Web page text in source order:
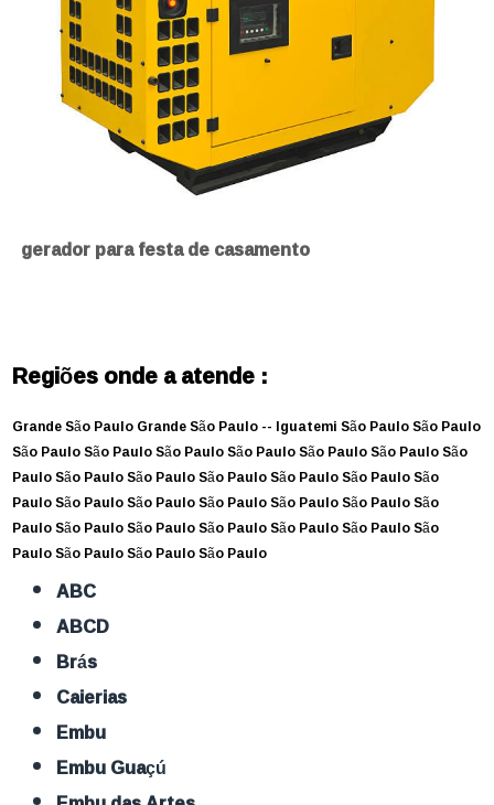
gerador para festa de casamento
Regiões onde a atende :
Grande São PauloGrande São Paulo -- IguatemiSão PauloSão Paulo
São PauloSão PauloSão PauloSão PauloSão PauloSão PauloSão
PauloSão PauloSão PauloSão PauloSão PauloSão PauloSão
PauloSão PauloSão PauloSão PauloSão PauloSão PauloSão
PauloSão PauloSão PauloSão PauloSão PauloSão PauloSão
PauloSão PauloSão PauloSão Paulo
ABC
ABCD
Brás
Caierias
Embu
Embu Guaçú